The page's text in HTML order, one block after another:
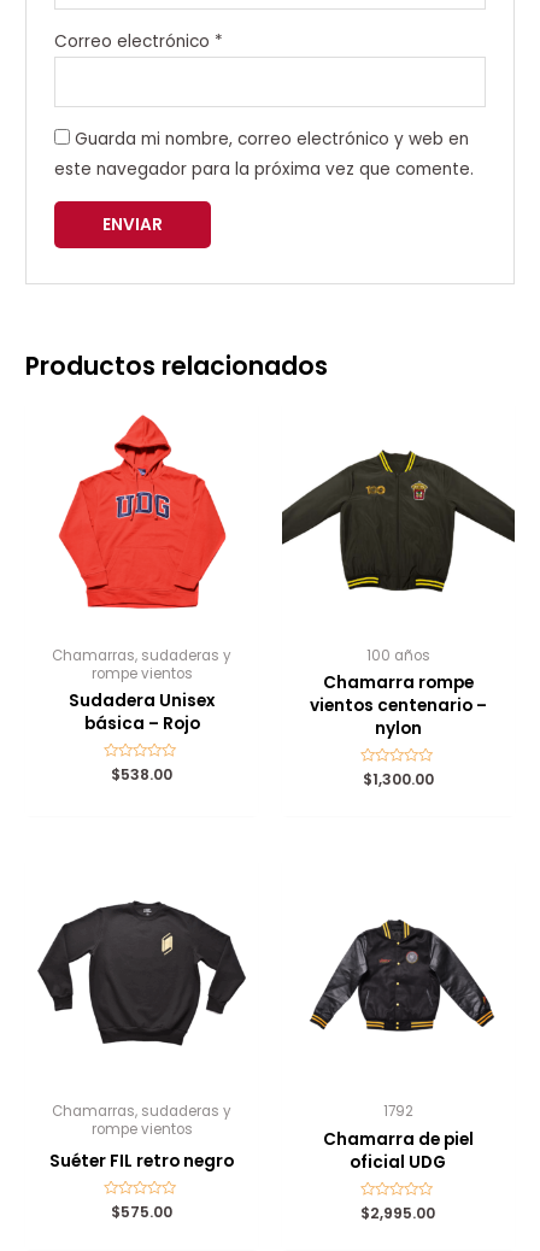
Correo electrónico *
Guarda mi nombre, correo electrónico y web en
este navegador para la próxima vez que comente.
Productos relacionados
Chamarras, sudaderas y
rompe vientos
Sudadera Unisex
básica – Rojo
Valorado
con
$538.00
100 años
Chamarra rompe
vientos centenario –
nylon
Valorado
con
$1,300.00
Chamarras, sudaderas y
rompe vientos
Suéter FIL retro negro
Valorado
con
$575.00
1792
Chamarra de piel
oficial UDG
Valorado
con
$2,995.00